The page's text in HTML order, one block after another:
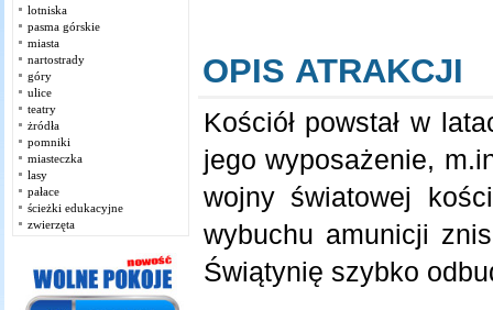
lotniska
pasma górskie
miasta
nartostrady
góry
ulice
teatry
żródła
pomniki
miasteczka
lasy
pałace
ścieżki edukacyjne
zwierzęta
OPIS ATRAKCJI
Kościół powstał w
jego wyposażenie,
wojny światowej
wybuchu amunicji
Świątynię szybko